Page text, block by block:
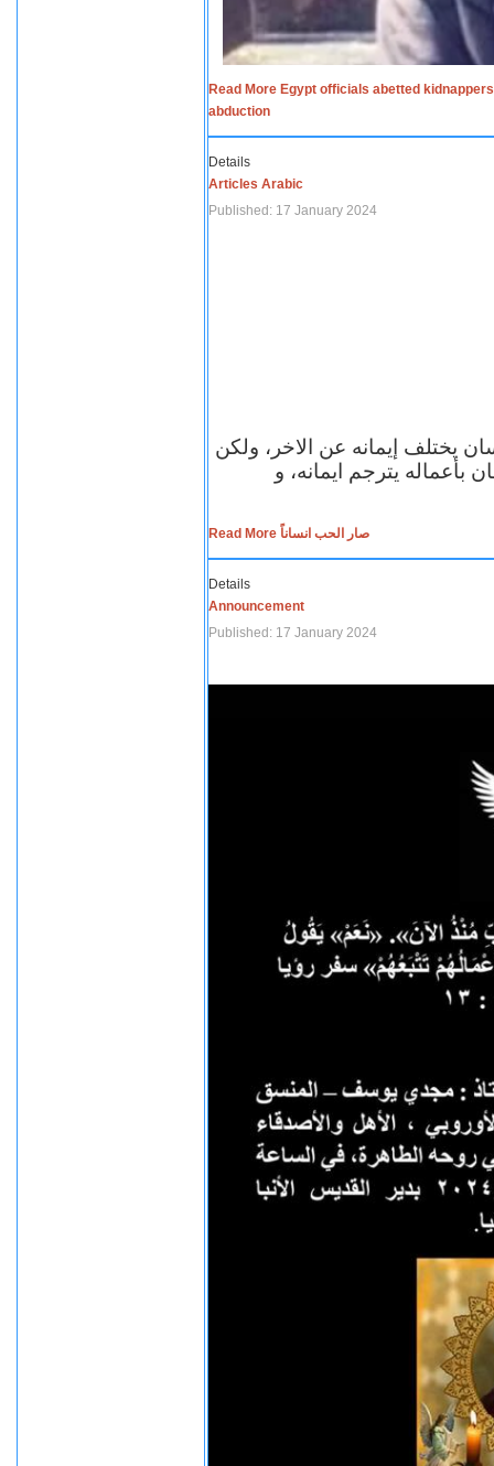
Read More Egypt officials abetted
abduction
Details
Articles Arabic
Published: 17 January 2024
يختلف إيمانه عن الاخر، ولكن
بأعماله يترجم ايمانه، و
Read More صار الحب انساناً
Details
Announcement
Published: 17 January 2024